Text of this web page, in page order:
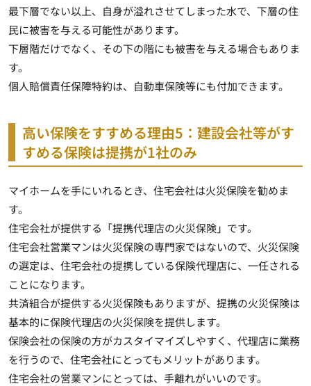
最下層でない以上、自身が溢れさせてしまった水で、下層の住
民に被害を与える可能性があります。
下層階だけでなく、その下の階にも被害を与える場合もありま
す。
個人賠償責任保障特約は、自動車保険等にも付加できます。
高い保険をすすめる理由5：建設会社等がす
すめる保険は提携が1社のみ
マイホームを手にいれるとき、住宅会社は火災保険を勧めま
す。
住宅会社が提供する「提携代理店の火災保険」です。
住宅会社営業マンは火災保険の専門家ではないので、火災保険
の選定は、住宅会社の提携している保険代理店に、一任される
ことになります。
共済組合が提供する火災保険もありますが、 提携の火災保険は
基本的に保険代理店の火災保険を提供します。
保険会社の保険の方がカスタイマイズしやすく、代理店に業務
を行うので、住宅会社にとってもメリットがあります。
住宅会社の営業マンにとっては、手離れがいいのです。